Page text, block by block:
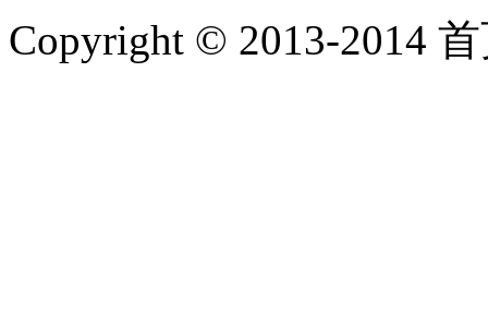
Copyright © 2013-2014